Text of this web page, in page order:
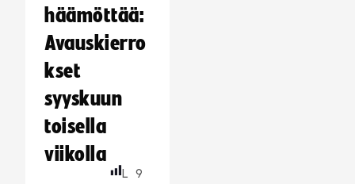
häämöttää:
Avauskierro
kset
syyskuun
toisella
viikolla
L 9